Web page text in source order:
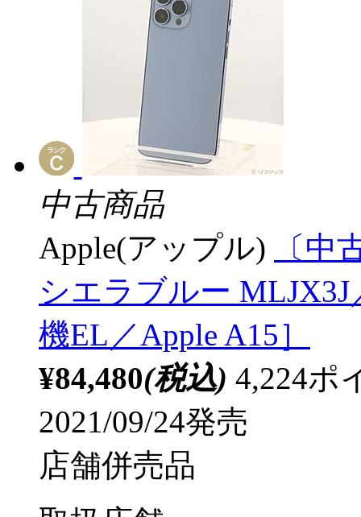
中古商品
Apple(アップル)
〔中
シエラブルー
機EL／Apple A15］
¥84,480(税込) 4,224ポ
2021/09/24発売
店舗併売品